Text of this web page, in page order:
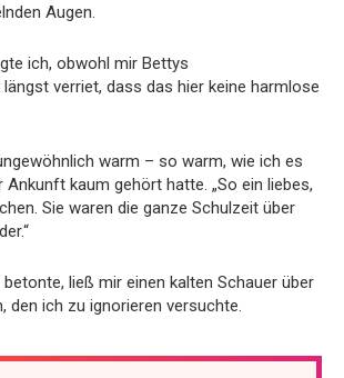
Augen.
ich, obwohl mir Bettys
verriet, dass das hier keine harmlose
warm – so warm, wie ich es
Ankunft kaum gehört hatte. „So ein liebes,
Sie waren die ganze Schulzeit über
betonte, ließ mir einen kalten Schauer über
den ich zu ignorieren versuchte.